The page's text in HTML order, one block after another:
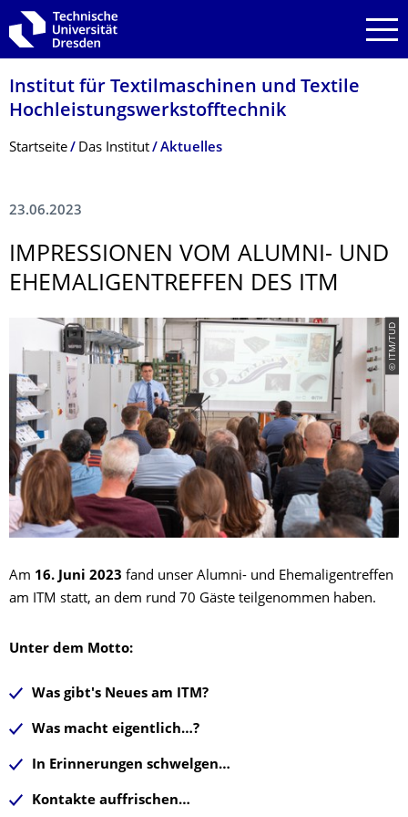
Zur Hauptnavigation springen
Zur Suche springen
Zum Inhalt springen
Institut für Textilmaschinen und Textile
Hochleistungswerk­stofftechnik
Breadcrumb-Menü
Startseite Das Institut Aktuelles
23.06.2023
IMPRESSIONEN VOM ALUMNI- UND
EHEMALIGENTREF­FEN DES ITM
© ITM/TUD
Am 16. Juni 2023 fand unser Alumni- und Ehemaligentreffen
am ITM statt, an dem rund 70 Gäste teilgenommen haben.
Unter dem Motto:
Was gibt's Neues am ITM?
Was macht eigentlich…?
In Erinnerungen schwelgen…
Kontakte auffrischen…